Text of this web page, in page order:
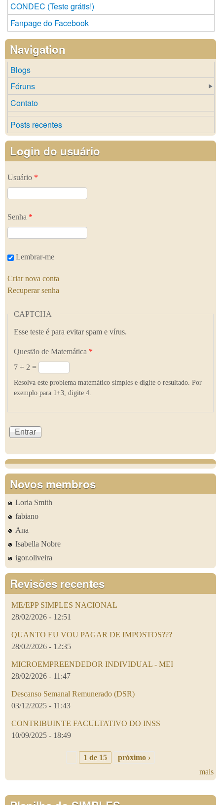
CONDEC (Teste grátis!)
Fanpage do Facebook
Navigation
Blogs
Fóruns
Contato
Posts recentes
Login do usuário
Usuário *
Senha *
Lembrar-me
Criar nova conta
Recuperar senha
CAPTCHA
Esse teste é para evitar spam e vírus.
Questão de Matemática *
7 + 2 =
Resolva este problema matemático simples e digite o resultado. Por
exemplo para 1+3, digite 4.
Novos membros
Loria Smith
fabiano
Ana
Isabella Nobre
igor.oliveira
Revisões recentes
ME/EPP SIMPLES NACIONAL
28/02/2026 - 12:51
QUANTO EU VOU PAGAR DE IMPOSTOS???
28/02/2026 - 12:35
MICROEMPREENDEDOR INDIVIDUAL - MEI
28/02/2026 - 11:47
Descanso Semanal Remunerado (DSR)
03/12/2025 - 11:43
CONTRIBUINTE FACULTATIVO DO INSS
10/09/2025 - 18:49
1 de 15
próximo ›
mais